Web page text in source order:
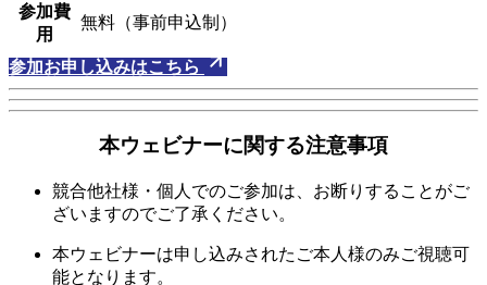
参加費
用
無料（事前申込制）
参加お申し込みはこちら
本ウェビナーに関する注意事項
競合他社様・個人でのご参加は、お断りすることがご
ざいますのでご了承ください。
本ウェビナーは申し込みされたご本人様のみご視聴可
能となります。